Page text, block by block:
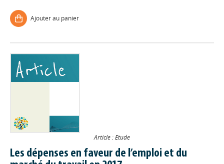
Ajouter au panier
Article : Etude
Les dépenses en faveur de l’emploi et du